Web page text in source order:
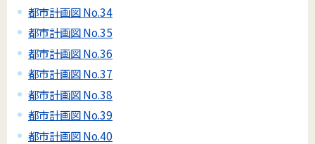
都市計画図 No.34
都市計画図 No.35
都市計画図 No.36
都市計画図 No.37
都市計画図 No.38
都市計画図 No.39
都市計画図 No.40